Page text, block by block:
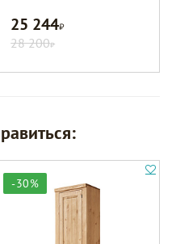
25 244Р
28 200Р
-30%